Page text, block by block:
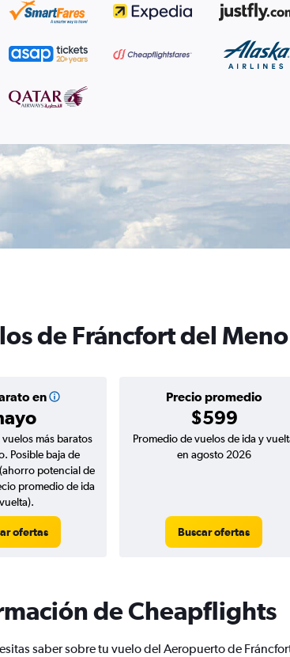
de Fráncfort del
en Precio promedio
$599
más baratos
Posible baja de
potencial de
promedio de ida
ofertas
Promedio de vuelos de ida y
en agosto 2026
Buscar ofertas
de Cheapflights
saber sobre tu vuelo del Aeropuerto de